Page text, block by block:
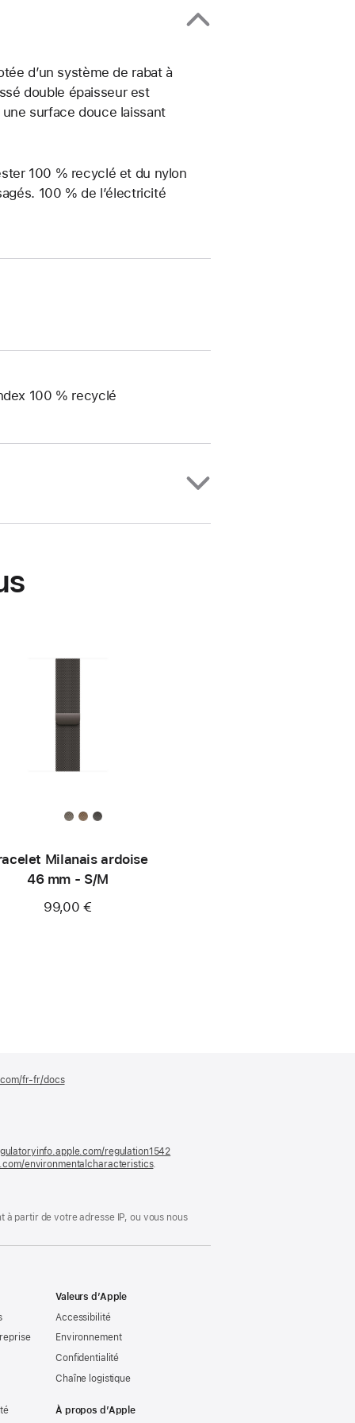
d’un système de rabat à
double épaisseur est
surface douce laissant
100 % recyclé et du nylon
100 % de l’électricité
100 % recyclé
Milanais ardoise
46 mm - S/M
99,00 €
fr-fr/docs(s’ouvre
regulation1542
environmentalcharacteristics.
partir de votre adresse IP, ou vous nous
Valeurs d’Apple
Accessibilité
Environnement
Confidentialité
Chaîne logistique
À propos d’Apple